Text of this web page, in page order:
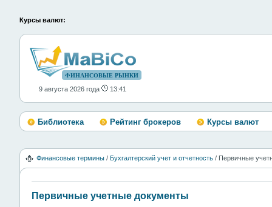
Курсы валют:
ФИНАНСОВЫЕ РЫНКИ
9 августа 2026 года 13:41
Библиотека Рейтинг брокеров Курсы валют
Финансовые термины / Бухгалтерский учет и отчетность / Первичные
Первичные учетные документы